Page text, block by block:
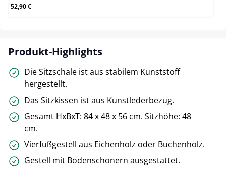
52,90 €
Produkt-Highlights
Die Sitzschale ist aus stabilem Kunststoff
hergestellt.
Das Sitzkissen ist aus Kunstlederbezug.
Gesamt HxBxT: 84 x 48 x 56 cm. Sitzhöhe: 48
cm.
Vierfußgestell aus Eichenholz oder Buchenholz.
Gestell mit Bodenschonern ausgestattet.